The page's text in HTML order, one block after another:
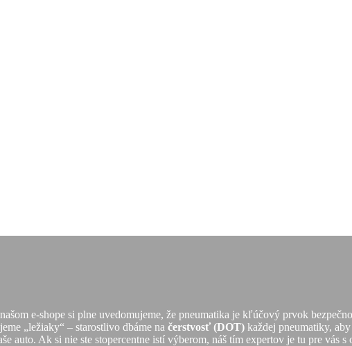
e-shope si plne uvedomujeme, že pneumatika je kľúčový prvok
„ležiaky“ – starostlivo dbáme na čerstvosť (DOT) každej pneumatiky,
auto. Ak si nie ste stopercentne istí výberom, náš tím expertov je tu pre vás s